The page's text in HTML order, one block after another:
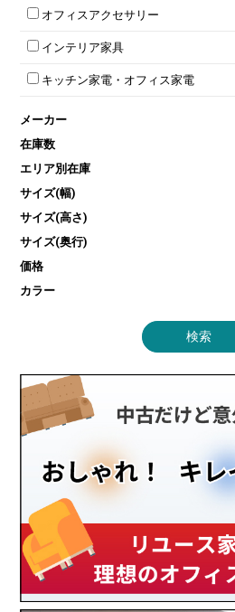
ダイヤル錠ロッカー
ワードローブ・クローゼット
会議テーブルW1800～
平行スタックテーブル
会議テーブルその他
ミーティングチェアその他
パーテーションその他
壁掛けホワイトボード
ホワイトボードその他
電話機（ビジネスフォン）
シュレッダー
スクリーン
その他OA機器
オフィスアクセサリー
チェア用台車
演台・講演台・演説台
防音パネル
コートハンガー・ポールハンガー
傘立て
食器棚・キッチンキャビネット
カタログスタンド
オフィスアクセサリーその他
インテリア家具
モールドチェア
ダイニングチェア
カウンターテーブル
センターテーブル・サイドテーブル
ベンチ・スツール
ソファ
シェルフ
ダストボックス（ゴミ箱）
インテリア家具その他
キッチン家電・オフィス家電
冷蔵庫・洗濯機
空気清浄機・加湿器
液晶テレビ・モニター類
エアコン
照明機器
掃除機
季節家電
メーカー
在庫数
エリア別在庫
サイズ(幅)
サイズ(高さ)
サイズ(奥行)
価格
カラー
検索